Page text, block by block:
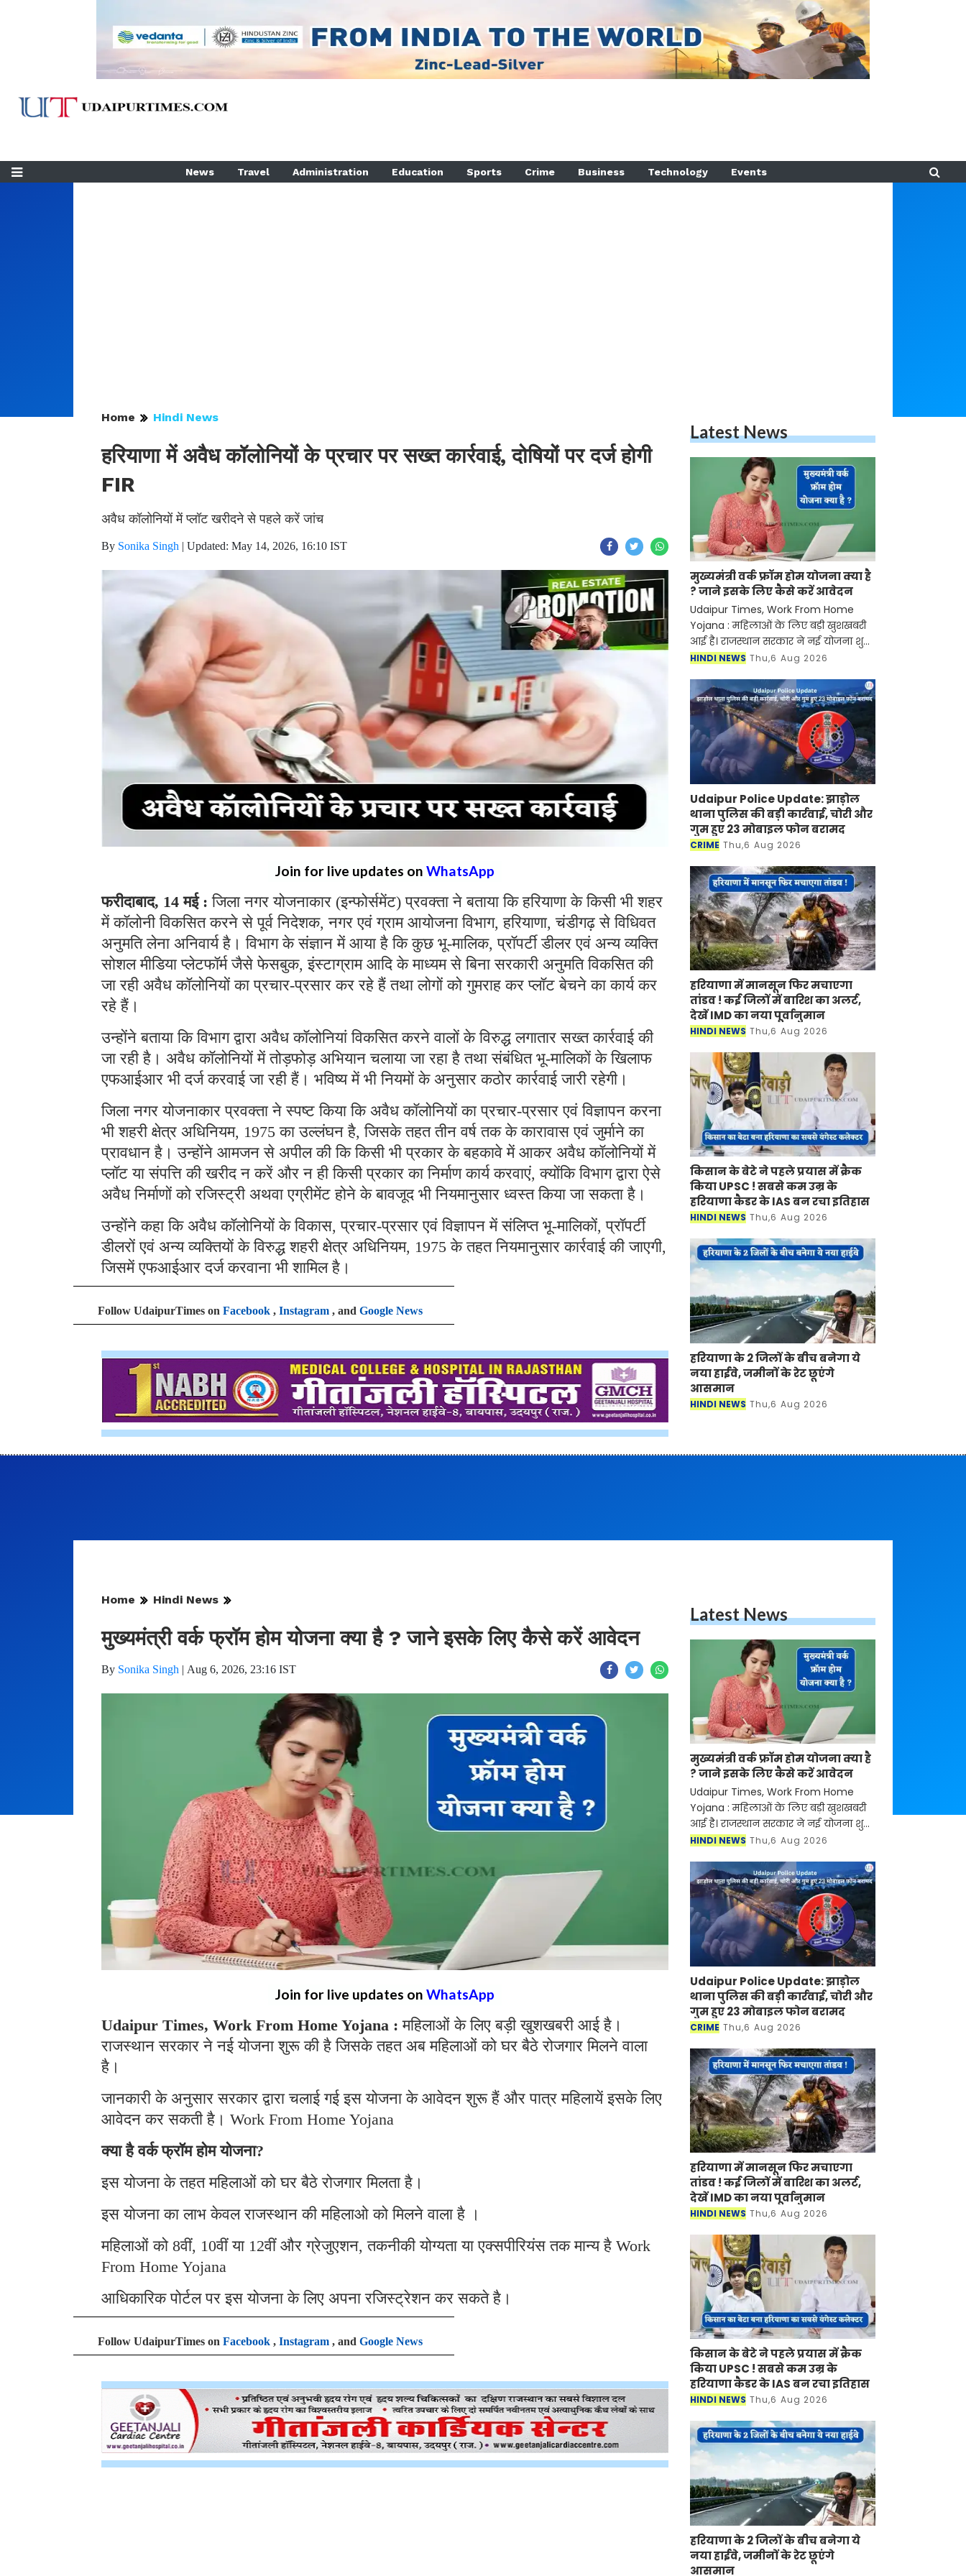
News Travel Administration Education Sports Crime Business Technology Events
Home Hindi News
हरियाणा में अवैध कॉलोनियों के प्रचार पर सख्त कार्रवाई, दोषियों पर दर्ज होगी
FIR
अवैध कॉलोनियों में प्लॉट खरीदने से पहले करें जांच
By Sonika Singh | Updated: May 14, 2026, 16:10 IST
Join for live updates on WhatsApp
फरीदाबाद, 14 मई :जिला नगर योजनाकार (इन्फोर्समेंट) प्रवक्ता ने बताया कि हरियाणा के किसी भी शहर
में कॉलोनी विकसित करने से पूर्व निदेशक, नगर एवं ग्राम आयोजना विभाग, हरियाणा, चंडीगढ़ से विधिवत
अनुमति लेना अनिवार्य है। विभाग के संज्ञान में आया है कि कुछ भू-मालिक, प्रॉपर्टी डीलर एवं अन्य व्यक्ति
सोशल मीडिया प्लेटफॉर्म जैसे फेसबुक, इंस्टाग्राम आदि के माध्यम से बिना सरकारी अनुमति विकसित की
जा रही अवैध कॉलोनियों का प्रचार-प्रसार कर रहे हैं तथा लोगों को गुमराह कर प्लॉट बेचने का कार्य कर
रहे हैं।
उन्होंने बताया कि विभाग द्वारा अवैध कॉलोनियां विकसित करने वालों के विरुद्ध लगातार सख्त कार्रवाई की
जा रही है। अवैध कॉलोनियों में तोड़फोड़ अभियान चलाया जा रहा है तथा संबंधित भू-मालिकों के खिलाफ
एफआईआर भी दर्ज करवाई जा रही हैं। भविष्य में भी नियमों के अनुसार कठोर कार्रवाई जारी रहेगी।
जिला नगर योजनाकार प्रवक्ता ने स्पष्ट किया कि अवैध कॉलोनियों का प्रचार-प्रसार एवं विज्ञापन करना
भी शहरी क्षेत्र अधिनियम, 1975 का उल्लंघन है, जिसके तहत तीन वर्ष तक के कारावास एवं जुर्माने का
प्रावधान है। उन्होंने आमजन से अपील की कि किसी भी प्रकार के बहकावे में आकर अवैध कॉलोनियों में
प्लॉट या संपत्ति की खरीद न करें और न ही किसी प्रकार का निर्माण कार्य करवाएं, क्योंकि विभाग द्वारा ऐसे
अवैध निर्माणों को रजिस्ट्री अथवा एग्रीमेंट होने के बावजूद भी नियमानुसार ध्वस्त किया जा सकता है।
उन्होंने कहा कि अवैध कॉलोनियों के विकास, प्रचार-प्रसार एवं विज्ञापन में संलिप्त भू-मालिकों, प्रॉपर्टी
डीलरों एवं अन्य व्यक्तियों के विरुद्ध शहरी क्षेत्र अधिनियम, 1975 के तहत नियमानुसार कार्रवाई की जाएगी,
जिसमें एफआईआर दर्ज करवाना भी शामिल है।
Follow UdaipurTimes on Facebook , Instagram , and Google News
Latest News
मुख्यमंत्री वर्क फ्रॉम होम योजना क्या है
? जाने इसके लिए कैसे करें आवेदन
Udaipur Times, Work From Home
Yojana : महिलाओं के लिए बड़ी खुशखबरी
आई है। राजस्थान सरकार ने नई योजना शुरू
की है जिसके तहत अब महिलाओं को घर बैठे
अनुसार सरकार द्वारा चला
HINDI NEWS Thu,6 Aug 2026
Udaipur Police Update: झाड़ोल
थाना पुलिस की बड़ी कार्रवाई, चोरी और
गुम हुए 23 मोबाइल फोन बरामद
CRIME Thu,6 Aug 2026
हरियाणा में मानसून फिर मचाएगा
तांडव ! कई जिलों में बारिश का अलर्ट,
देखें IMD का नया पूर्वानुमान
HINDI NEWS Thu,6 Aug 2026
किसान के बेटे ने पहले प्रयास में क्रैक
किया UPSC ! सबसे कम उम्र के
हरियाणा कैडर के IAS बन रचा इतिहास
HINDI NEWS Thu,6 Aug 2026
हरियाणा के 2 जिलों के बीच बनेगा ये
नया हाईवे, जमीनों के रेट छूएंगे
आसमान
HINDI NEWS Thu,6 Aug 2026
Home Hindi News
मुख्यमंत्री वर्क फ्रॉम होम योजना क्या है ? जाने इसके लिए कैसे करें आवेदन
By Sonika Singh | Aug 6, 2026, 23:16 IST
Join for live updates on WhatsApp
Udaipur Times, Work From Home Yojana : महिलाओं के लिए बड़ी खुशखबरी आई है।
राजस्थान सरकार ने नई योजना शुरू की है जिसके तहत अब महिलाओं को घर बैठे रोजगार मिलने वाला
है।
जानकारी के अनुसार सरकार द्वारा चलाई गई इस योजना के आवेदन शुरू हैं और पात्र महिलायें इसके लिए
आवेदन कर सकती है। Work From Home Yojana
क्या है वर्क फ्रॉम होम योजना?
इस योजना के तहत महिलाओं को घर बैठे रोजगार मिलता है।
इस योजना का लाभ केवल राजस्थान की महिलाओ को मिलने वाला है ।
महिलाओं को 8वीं, 10वीं या 12वीं और ग्रेजुएशन, तकनीकी योग्यता या एक्सपीरियंस तक मान्य है Work
From Home Yojana
आधिकारिक पोर्टल पर इस योजना के लिए अपना रजिस्ट्रेशन कर सकते है।
Follow UdaipurTimes on Facebook , Instagram , and Google News
Latest News
मुख्यमंत्री वर्क फ्रॉम होम योजना क्या है
? जाने इसके लिए कैसे करें आवेदन
Udaipur Times, Work From Home
Yojana : महिलाओं के लिए बड़ी खुशखबरी
आई है। राजस्थान सरकार ने नई योजना शुरू
की है जिसके तहत अब महिलाओं को घर बैठे
अनुसार सरकार द्वारा चला
HINDI NEWS Thu,6 Aug 2026
Udaipur Police Update: झाड़ोल
थाना पुलिस की बड़ी कार्रवाई, चोरी और
गुम हुए 23 मोबाइल फोन बरामद
CRIME Thu,6 Aug 2026
हरियाणा में मानसून फिर मचाएगा
तांडव ! कई जिलों में बारिश का अलर्ट,
देखें IMD का नया पूर्वानुमान
HINDI NEWS Thu,6 Aug 2026
किसान के बेटे ने पहले प्रयास में क्रैक
किया UPSC ! सबसे कम उम्र के
हरियाणा कैडर के IAS बन रचा इतिहास
HINDI NEWS Thu,6 Aug 2026
हरियाणा के 2 जिलों के बीच बनेगा ये
नया हाईवे, जमीनों के रेट छूएंगे
आसमान